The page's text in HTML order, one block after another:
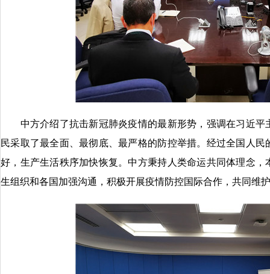
中方介绍了抗击新冠肺炎疫情的最新形势，强调在习近平
民采取了最全面、最彻底、最严格的防控举措。经过全国人
好，生产生活秩序加快恢复。中方秉持人类命运共同体理念
生组织和各国加强沟通，积极开展疫情防控国际合作，共同维